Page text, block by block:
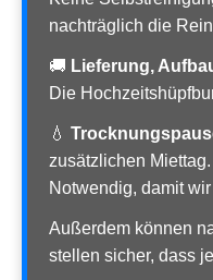
nachträglich die
🚚 Lieferung,
Die
💧
zusätzlichen Miettag.
Notwendig, damit
Außerdem können
stellen sicher, dass